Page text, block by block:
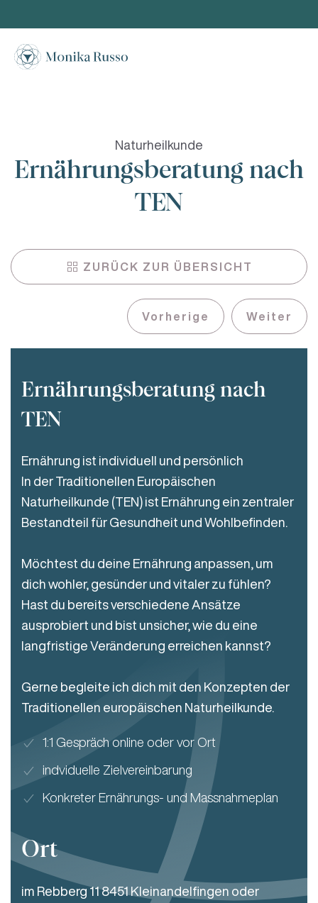
Naturheilkunde
Ernährungsberatung nach
TEN
ZURÜCK ZUR ÜBERSICHT
Vorherige Weiter
Ernährungsberatung nach
TEN
Ernährung ist individuell und persönlich
In der Traditionellen Europäischen
Naturheilkunde (TEN) ist Ernährung ein zentraler
Bestandteil für Gesundheit und Wohlbefinden.
Möchtest du deine Ernährung anpassen, um
dich wohler, gesünder und vitaler zu fühlen?
Hast du bereits verschiedene Ansätze
ausprobiert und bist unsicher, wie du eine
langfristige Veränderung erreichen kannst?
Gerne begleite ich dich mit den Konzepten der
Traditionellen europäischen Naturheilkunde.
1:1 Gespräch online oder vor Ort
indviduelle Zielvereinbarung
Konkreter Ernährungs- und Massnahmeplan
Ort
im Rebberg 11 8451 Kleinandelfingen oder